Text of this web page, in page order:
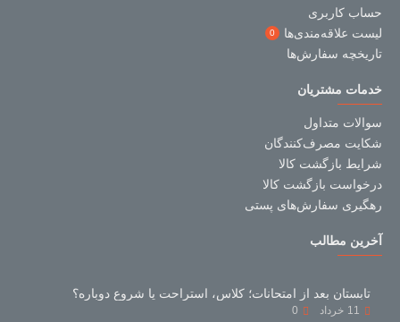
حساب کاربری
لیست علاقه‌مندی‌ها
0
تاریخچه سفارش‌ها
خدمات مشتریان
سوالات متداول
شکایت مصرف‌کنندگان
شرایط بازگشت کالا
درخواست بازگشت کالا
رهگیری سفارش‌های پستی
آخرین مطالب
تابستان بعد از امتحانات؛ کلاس، استراحت یا شروع دوباره؟
11 خرداد 0